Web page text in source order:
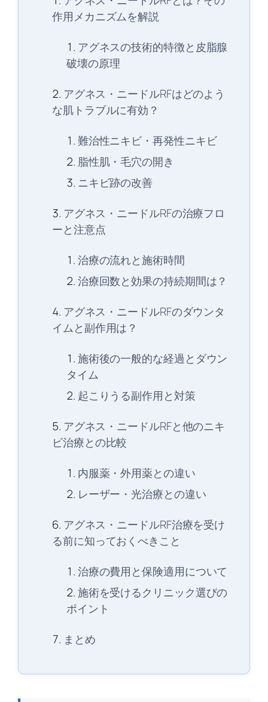
作用メカニズムを解説
アグネスの技術的特徴と皮脂腺
破壊の原理
アグネス・ニードルRFはどのよう
な肌トラブルに有効？
難治性ニキビ・再発性ニキビ
脂性肌・毛穴の開き
ニキビ跡の改善
アグネス・ニードルRFの治療フロ
ーと注意点
治療の流れと施術時間
治療回数と効果の持続期間は？
アグネス・ニードルRFのダウンタ
イムと副作用は？
施術後の一般的な経過とダウン
タイム
起こりうる副作用と対策
アグネス・ニードルRFと他のニキ
ビ治療との比較
内服薬・外用薬との違い
レーザー・光治療との違い
アグネス・ニードルRF治療を受け
る前に知っておくべきこと
治療の費用と保険適用について
施術を受けるクリニック選びの
ポイント
まとめ